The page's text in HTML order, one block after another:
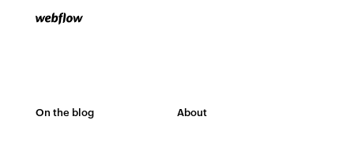
On the blog About